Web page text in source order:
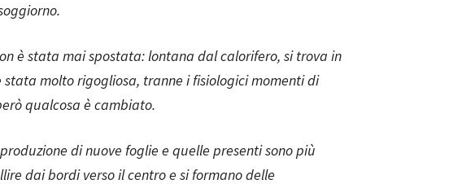
è stata mai spostata: lontana dal calorifero, si trova in
stata molto rigogliosa, tranne i fisiologici momenti di
qualcosa è cambiato.
di nuove foglie e quelle presenti sono più
dai bordi verso il centro e si formano delle